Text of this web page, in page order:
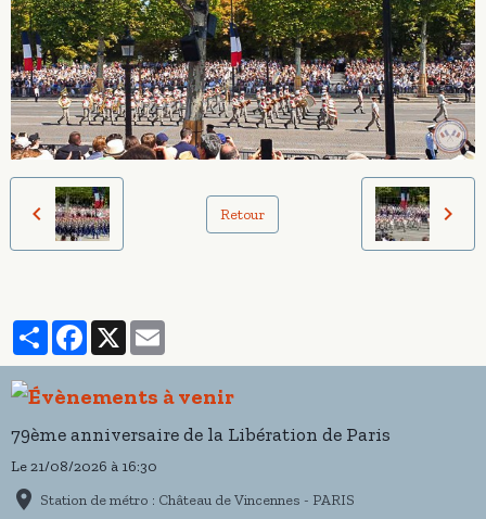
Retour
PartagerFacebook
X
79ème anniversaire de la Libération de Paris
Le 21/08/2026 à 16:30
Station de métro : Château de Vincennes - PARIS